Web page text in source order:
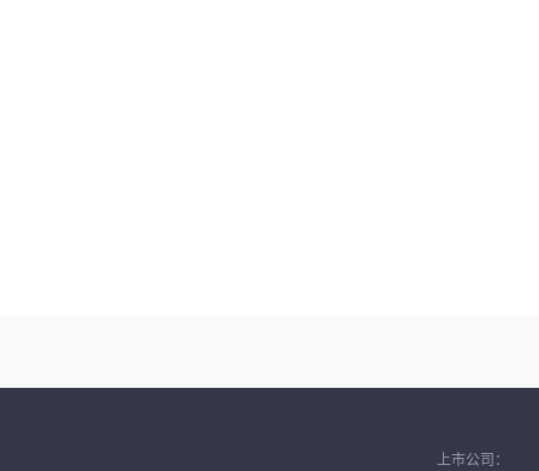
上市公司：